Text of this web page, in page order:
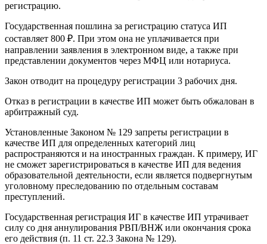
регистрацию.
Государственная пошлина за регистрацию статуса ИП
составляет 800 ₽. При этом она не уплачивается при
направлении заявления в электронном виде, а также при
представлении документов через МФЦ или нотариуса.
Закон отводит на процедуру регистрации 3 рабочих дня.
Отказ в регистрации в качестве ИП может быть обжалован в
арбитражный суд.
Установленные Законом № 129 запреты регистрации в
качестве ИП для определенных категорий лиц
распространяются и на иностранных граждан. К примеру, ИГ
не сможет зарегистрироваться в качестве ИП для ведения
образовательной деятельности, если является подвергнутым
уголовному преследованию по отдельным составам
преступлений.
Государственная регистрация ИГ в качестве ИП утрачивает
силу со дня аннулирования РВП/ВНЖ или окончания срока
его действия (п. 11 ст. 22.3 Закона № 129).